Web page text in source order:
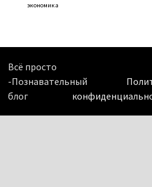
экономика
Всё просто
-Познавательный
блог